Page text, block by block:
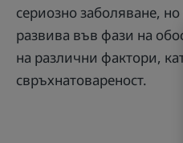
сериозно заболяване,
развива във фази на
на различни фактори,
свръхнатовареност.